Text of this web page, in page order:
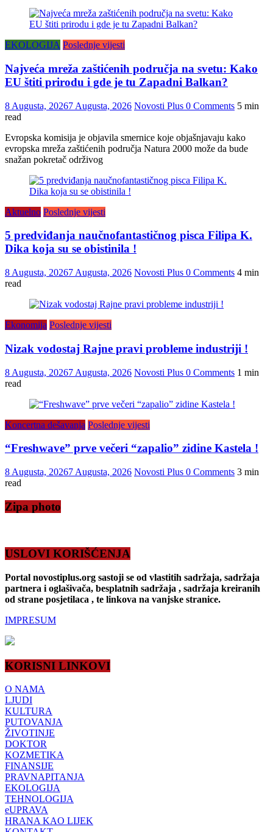
EKOLOGIJA Poslednje vijesti
Najveća mreža zaštićenih područja na svetu: Kako
EU štiti prirodu i gde je tu Zapadni Balkan?
8 Augusta, 20267 Augusta, 2026 Novosti Plus 0 Comments 5 min
read
Evropska komisija je objavila smernice koje objašnjavaju kako
evropska mreža zaštićenih područja Natura 2000 može da bude
snažan pokretač održivog
Aktuelno Poslednje vijesti
5 predviđanja naučnofantastičnog pisca Filipa K.
Dika koja su se obistinila !
8 Augusta, 20267 Augusta, 2026 Novosti Plus 0 Comments 4 min
read
Ekonomija Poslednje vijesti
Nizak vodostaj Rajne pravi probleme industriji !
8 Augusta, 20267 Augusta, 2026 Novosti Plus 0 Comments 1 min
read
Koncertna dešavanja Poslednje vijesti
“Freshwave” prve večeri “zapalio” zidine Kastela !
8 Augusta, 20267 Augusta, 2026 Novosti Plus 0 Comments 3 min
read
Zipa photo
USLOVI KORIŠĆENJA
Portal novostiplus.org sastoji se od vlastitih sadržaja, sadržaja
partnera i oglašivača, besplatnih sadržaja , sadržaja kreiranih
od strane posjetilaca , te linkova na vanjske stranice.
IMPRESUM
KORISNI LINKOVI
O NAMA
LJUDI
KULTURA
PUTOVANJA
ŽIVOTINJE
DOKTOR
KOZMETIKA
FINANSIJE
PRAVNAPITANJA
EKOLOGIJA
TEHNOLOGIJA
eUPRAVA
HRANA KAO LIJEK